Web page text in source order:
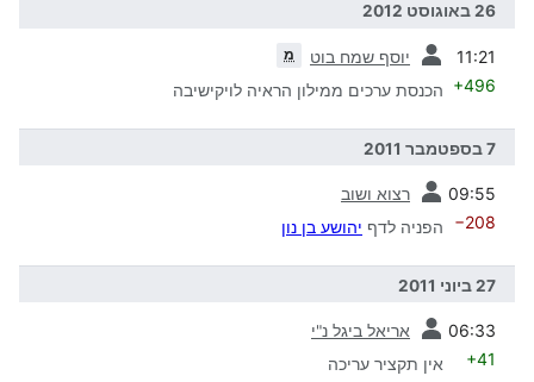
26 באוגוסט 2012
11:21 יוסף שמח בוט מ
+496 הכנסת ערכים ממילון הראיה לויקישיבה
7 בספטמבר 2011
09:55 רצוא ושוב
−208 הפניה לדף יהושע בן נון
27 ביוני 2011
06:33 אריאל ביגל נ"י
+41 אין תקציר עריכה